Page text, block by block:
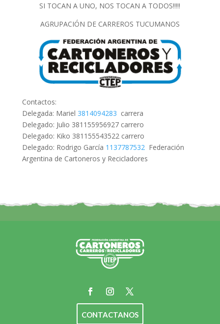
SI TOCAN A UNO, NOS TOCAN A TODOS!!!!!
AGRUPACIÓN DE CARREROS TUCUMANOS
Contactos:
Delegada: Mariel 3814094283 carrera
Delegado: Julio 381155956927 carrero
Delegado: Kiko 381155543522 carrero
Delegado: Rodrigo García 1137787532Federación
Argentina de Cartoneros y Recicladores
CONTACTANOS